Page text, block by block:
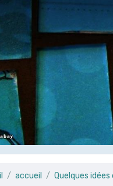
accueil Quelques